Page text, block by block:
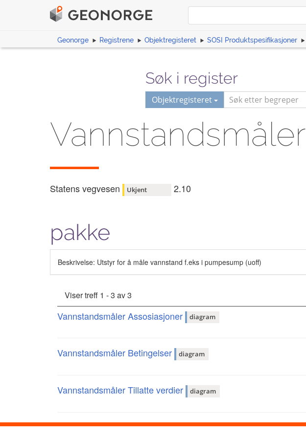
Geonorge Registrene Objektregisteret SOSI Produktspesifikasjoner
Søk i register
Objektregisteret
Vannstandsmåler
Statens vegvesen Ukjent 2.10
pakke
Beskrivelse: Utstyr for å måle vannstand f.eks i pumpesump (uoff)
Viser treff 1 - 3 av 3
Vannstandsmåler Assosiasjoner diagram
Vannstandsmåler Betingelser diagram
Vannstandsmåler Tillatte verdier diagram